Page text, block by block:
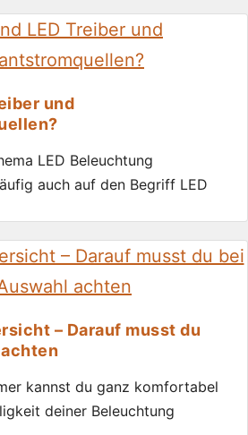
und
LED Beleuchtung
auch auf den Begriff LED
– Darauf musst du
kannst du ganz komfortabel
deiner Beleuchtung